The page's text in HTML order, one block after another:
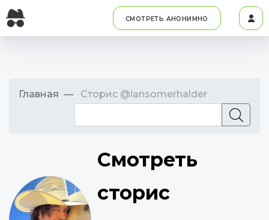
СМОТРЕТЬ АНОНИМНО
Главная Сторис @iansomerhalder
Смотреть
сторис